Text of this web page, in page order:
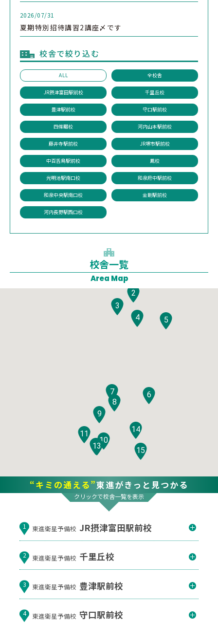
2026/07/31
夏期特別招待講習2講座〆です
校舎で絞り込む
ALL 全校舎
JR摂津富田駅前校 千里丘校
豊津駅前校 守口駅前校
四條畷校 河内山本駅前校
藤井寺駅前校 JR堺市駅前校
中百舌鳥駅前校 鳳校
光明池駅南口校 和泉府中駅前校
和泉中央駅南口校 金剛駅前校
河内長野駅西口校
校舎一覧
Area Map
1
2
3
4
5
6
7
8
9
10
11
12
13
14
15
“キミの通える”東進がきっと見つかる
クリックで校舎一覧を表示
1 東進衛星予備校 JR摂津富田駅前校
2 東進衛星予備校 千里丘校
3 東進衛星予備校 豊津駅前校
4 東進衛星予備校 守口駅前校